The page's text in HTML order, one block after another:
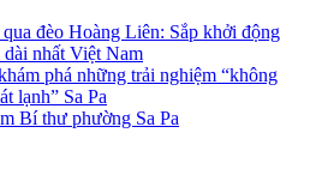
đèo Hoàng Liên: Sắp khởi động
nhất Việt Nam
phá những trải nghiệm “không
lạnh” Sa Pa
Bí thư phường Sa Pa